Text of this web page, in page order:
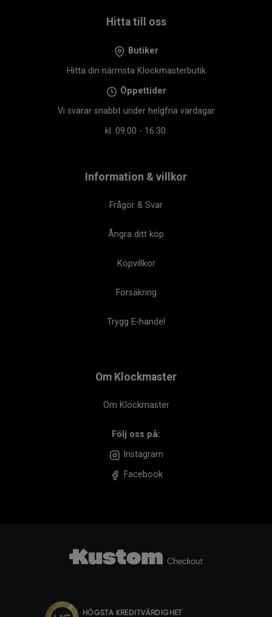
Hitta till oss
Butiker
Hitta din närmsta Klockmasterbutik
Öppettider
Vi svarar snabbt under helgfria vardagar
kl. 09.00 - 16.30.
Information & villkor
Frågor & Svar
Ångra ditt köp
Köpvillkor
Försäkring
Trygg E-handel
Om Klockmaster
Om Klockmaster
Följ oss på:
Instagram
Facebook